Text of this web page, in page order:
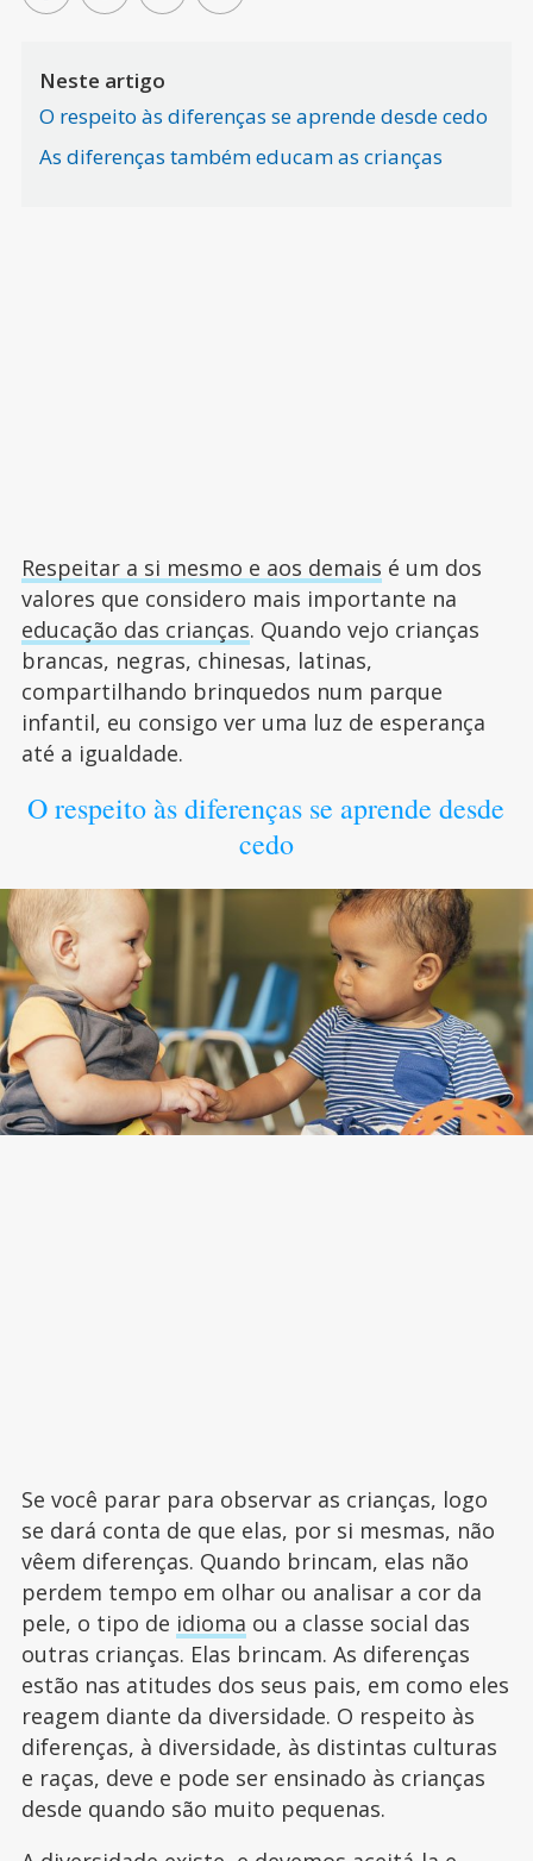
Neste artigo
O respeito às diferenças se aprende desde cedo
As diferenças também educam as crianças
Respeitar a si mesmo e aos demais é um dos
valores que considero mais importante na
educação das crianças. Quando vejo crianças
brancas, negras, chinesas, latinas,
compartilhando brinquedos num parque
infantil, eu consigo ver uma luz de esperança
até a igualdade.
O respeito às diferenças se aprende desde
cedo
Se você parar para observar as crianças, logo
se dará conta de que elas, por si mesmas, não
vêem diferenças. Quando brincam, elas não
perdem tempo em olhar ou analisar a cor da
pele, o tipo de idioma ou a classe social das
outras crianças. Elas brincam. As diferenças
estão nas atitudes dos seus pais, em como eles
reagem diante da diversidade. O respeito às
diferenças, à diversidade, às distintas culturas
e raças, deve e pode ser ensinado às crianças
desde quando são muito pequenas.